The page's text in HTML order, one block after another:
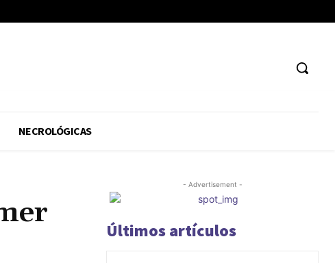
NECROLÓGICAS
- Advertisement -
Últimos artículos